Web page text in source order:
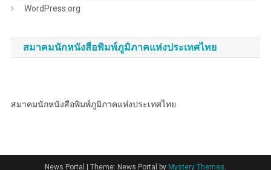
WordPress.org
สมาคมนักหนังสือพิมพ์ภูมิภาคแห่งประเทศไทย
สมาคมนักหนังสือพิมพ์ภูมิภาคแห่งประเทศไทย
News Portal | Theme: News Portal by Mystery Themes